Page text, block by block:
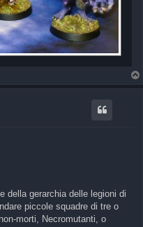
della gerarchia delle legioni di
piccole squadre di tre o
morti, Necromutanti, o